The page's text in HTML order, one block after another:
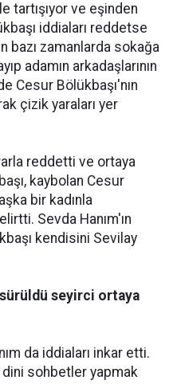
tartışıyor ve eşinden
iddiaları reddetse
bazı zamanlarda sokağa
adamın arkadaşlarının
Cesur Bölükbaşı'nın
çizik yaraları yer
reddetti ve ortaya
kaybolan Cesur
bir kadınla
Sevda Hanım'ın
kendisini Sevilay
seyirci ortaya
da iddiaları inkar etti.
dini sohbetler yapmak